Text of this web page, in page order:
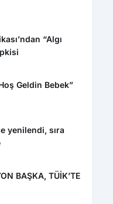
“Algı
Geldin Bebek”
yenilendi, sıra
BAŞKA, TÜİK’TE